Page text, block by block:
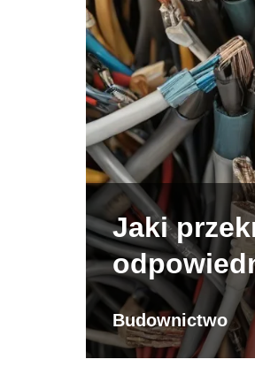
Jaki
Budownictwo